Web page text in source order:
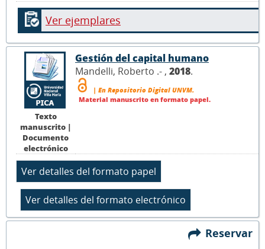
Ver ejemplares
Texto
manuscrito |
Documento
electrónico
Gestión del capital humano
Mandelli, Roberto .- , 2018.
| En Repositorio Digital UNVM.
Material manuscrito en formato papel.
Reservar